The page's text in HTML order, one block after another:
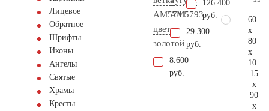
Лицевое
Обратное
Шрифты
Иконы
Ангелы
Святые
Храмы
Кресты
AM5741
цвет
золотой
8.600
руб.
AM5793
29.300
руб.
126.400
руб.
60
x
80
x
10
15
x
90
x